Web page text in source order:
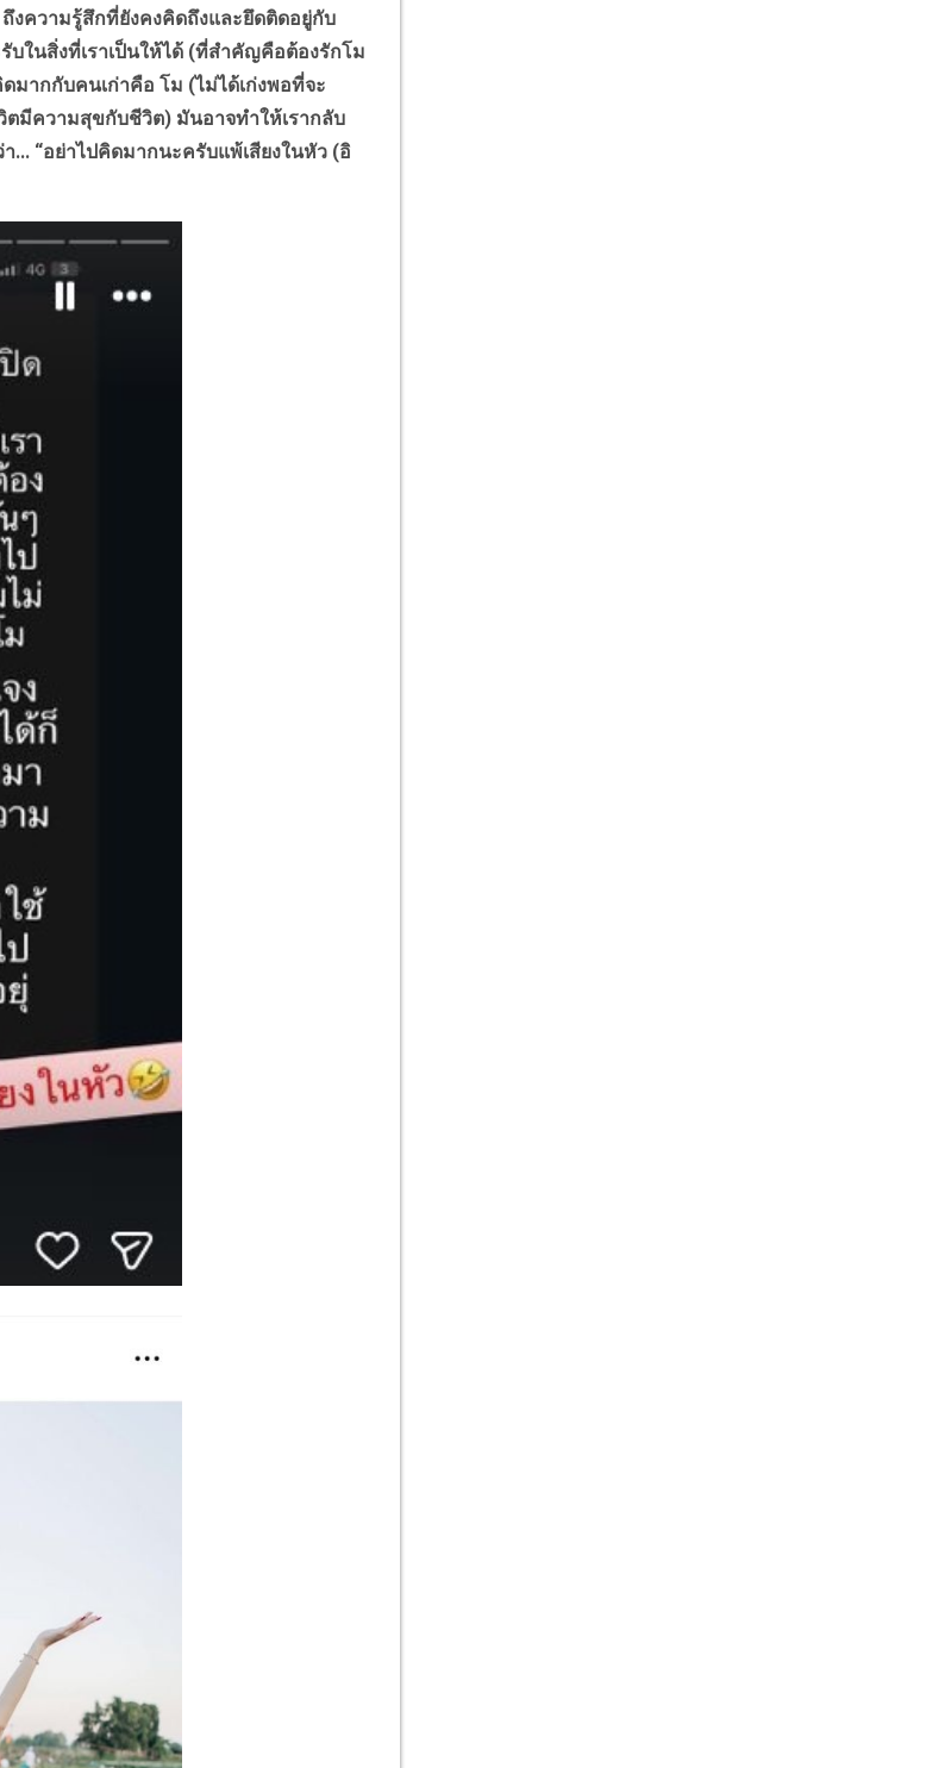
วามรู้สึกที่ยังคงคิดถึงและยึดติดอยู่กับ
บในสิ่งที่เราเป็นให้ได้ (ที่สำคัญคือต้องรักโม
มากกับคนเก่าคือ โม (ไม่ได้เก่งพอที่จะ
มีความสุขกับชีวิต) มันอาจทำให้เรากลับ
“อย่าไปคิดมากนะครับแพ้เสียงในหัว (อิ